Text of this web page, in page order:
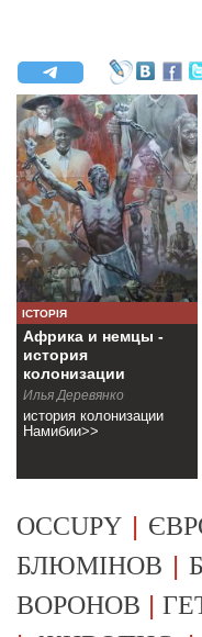
ІСТОРІЯ
Африка и немцы -
история
колонизации
Намибии
Илья Деревянко
история колонизации
Намибии>>
OCCUPY |
БЛЮМІНОВ |
ВОРОНОВ |